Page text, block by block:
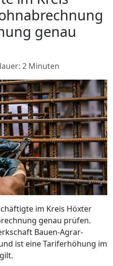
genau
2 Minuten
im Kreis Höxter
genau prüfen.
Bauen-Agrar-
ist eine Tariferhöhung im